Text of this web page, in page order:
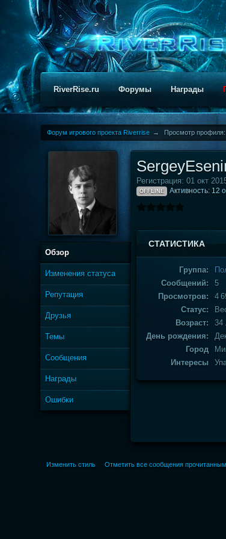
RiverRise.ru Форумы Награды
Форум игрового проекта Riverrise → Просмотр
Обзор
Изменения статуса
Репутация
Друзья
Темы
Сообщения
Награды
Ошибки
Регистрация: 01 окт
OFFLINE Активность: 12
СТАТИСТИКА
Группа:
Сообщений:
5
Просмотров:
4
Статус:
Возраст:
34
День рождения:
Город
Интересы
Изменить стиль Отметить все сообщения